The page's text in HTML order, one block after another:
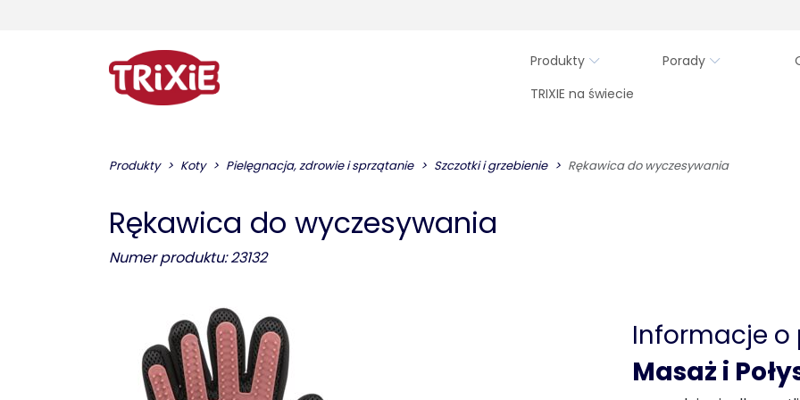
Produkty Porady
TRIXIE na świecie
Produkty Koty Pielęgnacja, zdrowie i sprzątanie Szczotki i grzebienie Rękawica do wyczesywania
Rękawica do wyczesywania
Numer produktu: 23132
Informacje o
Masaż i